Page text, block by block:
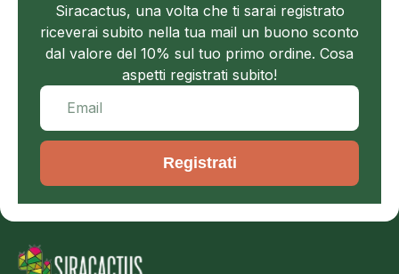
Siracactus, una volta che ti sarai registrato
riceverai subito nella tua mail un buono sconto
dal valore del 10% sul tuo primo ordine. Cosa
aspetti registrati subito!
Registrati